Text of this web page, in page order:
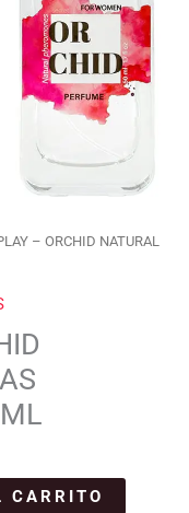
– ORCHID NATURAL
CARRITO